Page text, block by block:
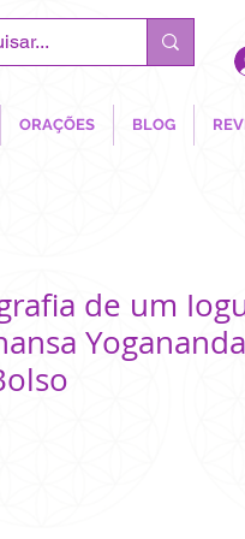
ORAÇÕES BLOG
de um